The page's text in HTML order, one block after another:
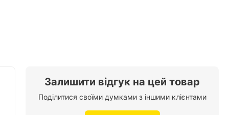
Ланцюгова
Залишити відгук на цей товар
Поділитися своїми думками з іншими клієнтами